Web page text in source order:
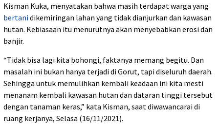
Kisman Kuka, menyatakan bahwa masih terdapat warga yang
bertanidikemiringan lahan yang tidak dianjurkan dan kawasan
hutan. Kebiasaan itu menurutnya akan menyebabkan erosi dan
banjir.
“Tidak bisa lagi kita bohongi, faktanya memang begitu. Dan
masalah ini bukan hanya terjadi di Gorut, tapi diseluruh daerah.
Sehingga untuk memulihkan kembali keadaan ini kita mesti
menanam kembali kawasan hutan dan dataran tinggi tersebut
dengan tanaman keras,” kata Kisman, saat diwawancarai di
ruang kerjanya, Selasa (16/11/2021).